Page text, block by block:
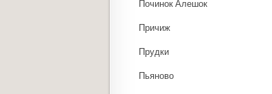
Починок Алешок
Причиж
Прудки
Пьяново